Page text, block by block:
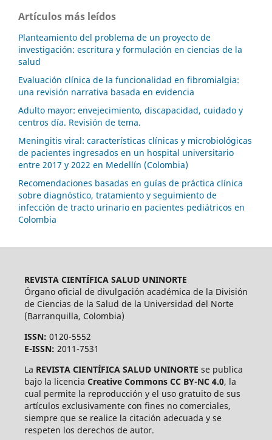
Artículos más leídos
Planteamiento del problema de un proyecto de
investigación: escritura y formulación en ciencias de la
salud
Evaluación clínica de la funcionalidad en fibromialgia:
una revisión narrativa basada en evidencia
Adulto mayor: envejecimiento, discapacidad, cuidado y
centros día. Revisión de tema.
Meningitis viral: características clínicas y microbiológicas
de pacientes ingresados en un hospital universitario
entre 2017 y 2022 en Medellín (Colombia)
Recomendaciones basadas en guías de práctica clínica
sobre diagnóstico, tratamiento y seguimiento de
infección de tracto urinario en pacientes pediátricos en
Colombia
REVISTA CIENTÍFICA SALUD UNINORTE
Órgano oficial de divulgación académica de la División
de Ciencias de la Salud de la Universidad del Norte
(Barranquilla, Colombia)
ISSN: 0120-5552
E-ISSN: 2011-7531
La REVISTA CIENTÍFICA SALUD UNINORTE se publica
bajo la licencia Creative Commons CC BY-NC 4.0, la
cual permite la reproducción y el uso gratuito de sus
artículos exclusivamente con fines no comerciales,
siempre que se realice la citación adecuada y se
respeten los derechos de autor.